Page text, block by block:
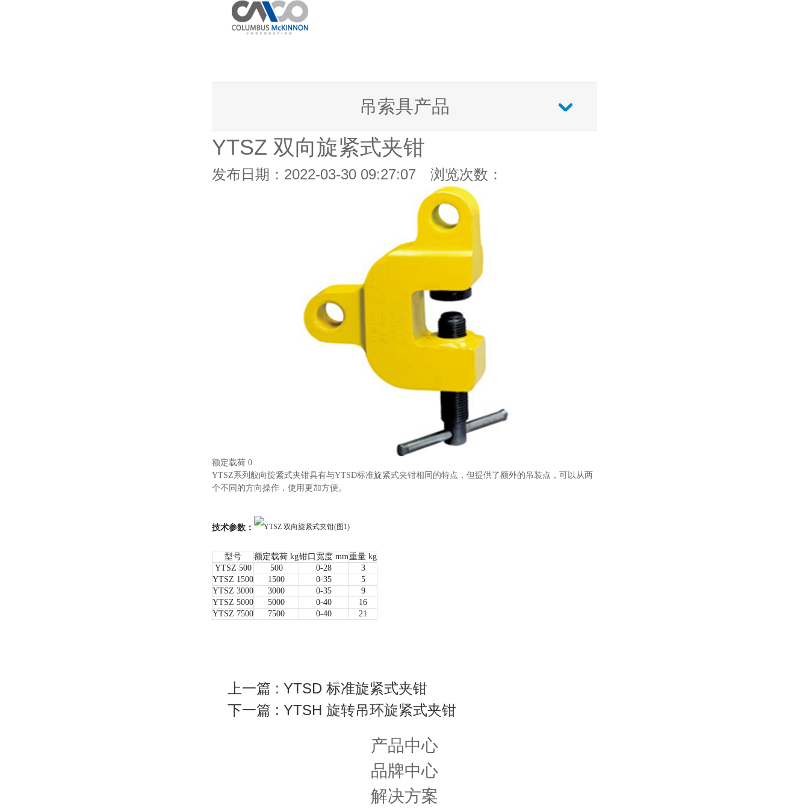
吊索具产品
YTSZ 双向旋紧式夹钳
发布日期：2022-03-30 09:27:07 浏览次数：
额定载荷 0
YTSZ系列舣向旋紧式夹钳具有与YTSD标准旋紧式夹钳相同的特点，但提供了额外的吊装点，可以从两
个不同的方向操作，使用更加方便。
技术参数：
型号 额定载荷 kg钳口宽度 mm重量 kg
YTSZ 500
500 0-28
3
YTSZ 1500
1500 0-35
5
YTSZ 3000
3000 0-35
9
YTSZ 5000
5000 0-40
16
YTSZ 7500
7500 0-40 21
上一篇 : YTSD 标准旋紧式夹钳
下一篇 : YTSH 旋转吊环旋紧式夹钳
产品中心
品牌中心
解决方案